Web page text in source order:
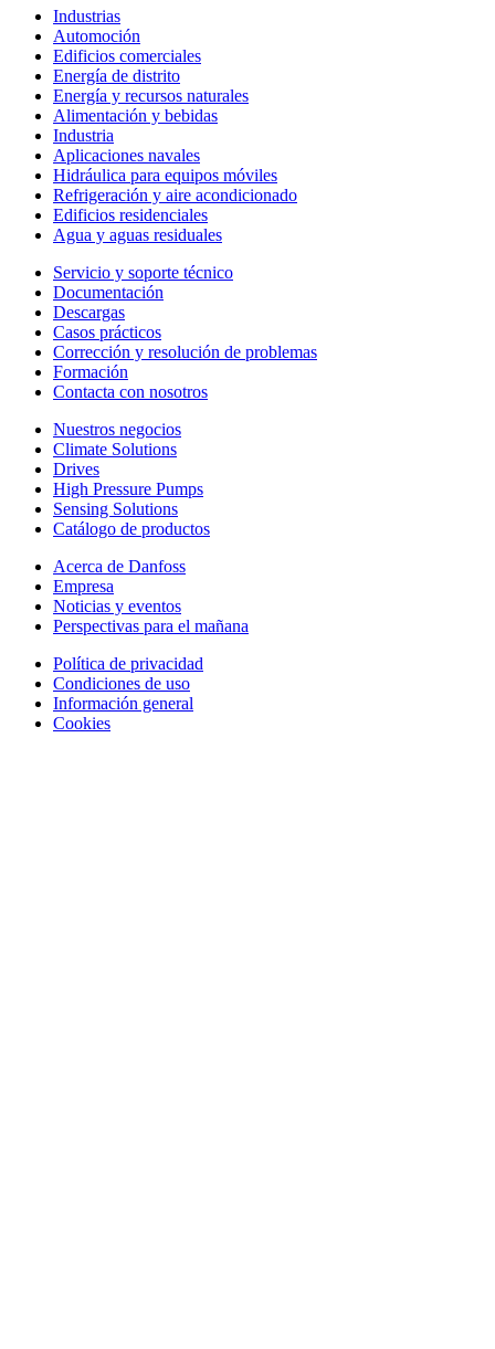
Industrias
Automoción
Edificios comerciales
Energía de distrito
Energía y recursos naturales
Alimentación y bebidas
Industria
Aplicaciones navales
Hidráulica para equipos móviles
Refrigeración y aire acondicionado
Edificios residenciales
Agua y aguas residuales
Servicio y soporte técnico
Documentación
Descargas
Casos prácticos
Corrección y resolución de problemas
Formación
Contacta con nosotros
Nuestros negocios
Climate Solutions
Drives
High Pressure Pumps
Sensing Solutions
Catálogo de productos
Acerca de Danfoss
Empresa
Noticias y eventos
Perspectivas para el mañana
Política de privacidad
Condiciones de uso
Información general
Cookies